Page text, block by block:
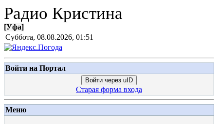
Радио Кристина
[Уфа]
Суббота, 08.08.2026, 01:51
Войти на Портал
Войти через uID
Старая форма входа
Меню